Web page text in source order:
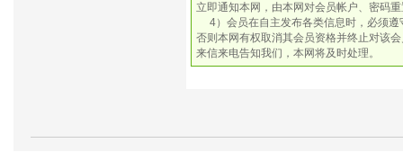
立即通知本网，由本网对会员帐户、密码
4）会员在自主发布各类信息时，必须遵
否则本网有权取消其会员资格并终止对该
来信来电告知我们，本网将及时处理。